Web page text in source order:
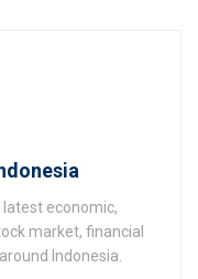
latest economic,
market, financial
Indonesia.